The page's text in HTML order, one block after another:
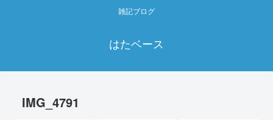
雑記ブログ
はたベース
IMG_4791